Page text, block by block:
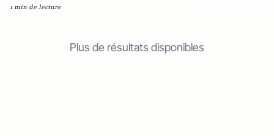
1 min de lecture
Plus de résultats disponibles